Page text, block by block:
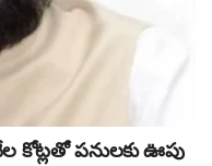
కోట్లతో పనులకు ఊపు